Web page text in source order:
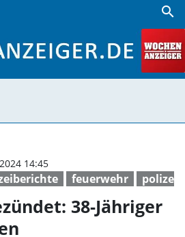
search
feuerwehr polizei
14:45
38-Jähriger